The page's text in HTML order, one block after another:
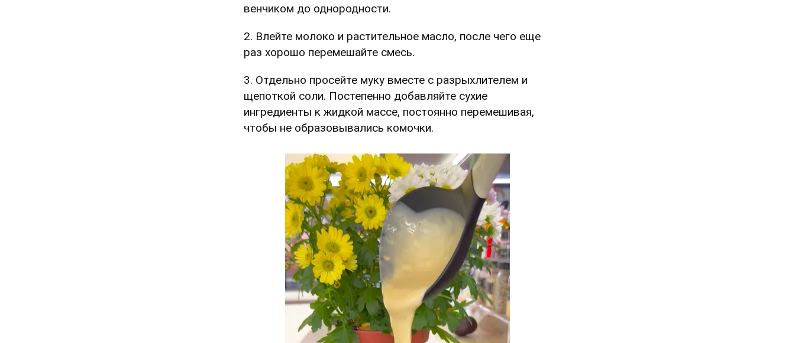
венчиком до однородности.
2. Влейте молоко и растительное масло, после чего еще
раз хорошо перемешайте смесь.
3. Отдельно просейте муку вместе с разрыхлителем и
щепоткой соли. Постепенно добавляйте сухие
ингредиенты к жидкой массе, постоянно перемешивая,
чтобы не образовывались комочки.